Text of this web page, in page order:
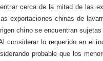
cerca de la mitad de las
exportaciones chinas de
chino se encuentran
considerar lo requerido en el
probable que los